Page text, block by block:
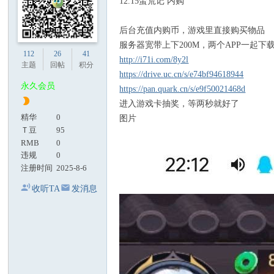
112
主题
26
回帖
41
积分
永久会员
精华
0
Ｔ豆
95
RMB
0
违规
0
注册时间 2025-8-6
收听TA 发消息
后台充值内购币，游戏里直接购买物品
服务器宽带上下200M，两个APP一起下
http://i71i.com/8y2l
https://drive.uc.cn/s/e74bf94618944
https://pan.quark.cn/s/e9f50021468d
进入游戏卡抽奖，等两秒就好了
图片